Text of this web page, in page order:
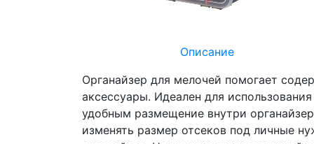
Описание
Органайзер для мелочей помогает
аксессуары. Идеален для
удобным размещение внутри
изменять размер отсеков под личные